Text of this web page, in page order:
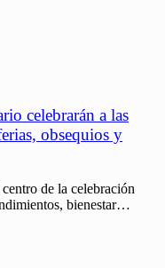
celebrarán a las
obsequios y
de la celebración
bienestar…